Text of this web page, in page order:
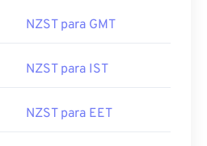
NZST para GMT
NZST para IST
NZST para EET